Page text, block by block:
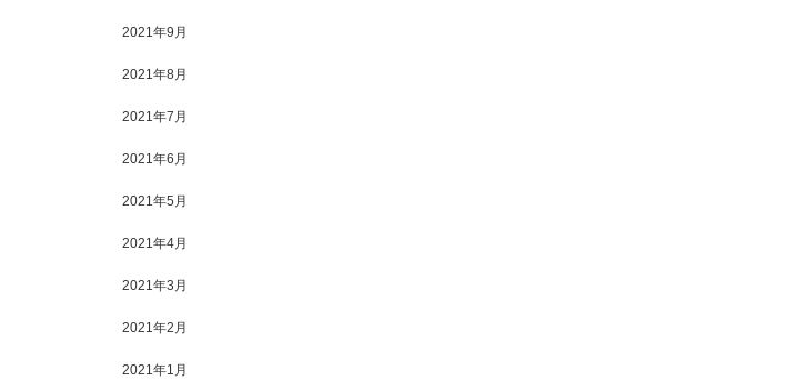
2021年9月
2021年8月
2021年7月
2021年6月
2021年5月
2021年4月
2021年3月
2021年2月
2021年1月